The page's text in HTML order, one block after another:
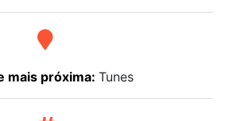
mais próxima: Tunes